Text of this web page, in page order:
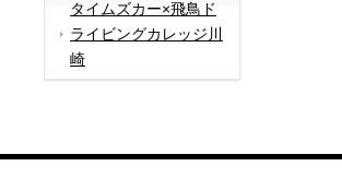
タイムズカー×飛鳥ド
ライビングカレッジ川
崎